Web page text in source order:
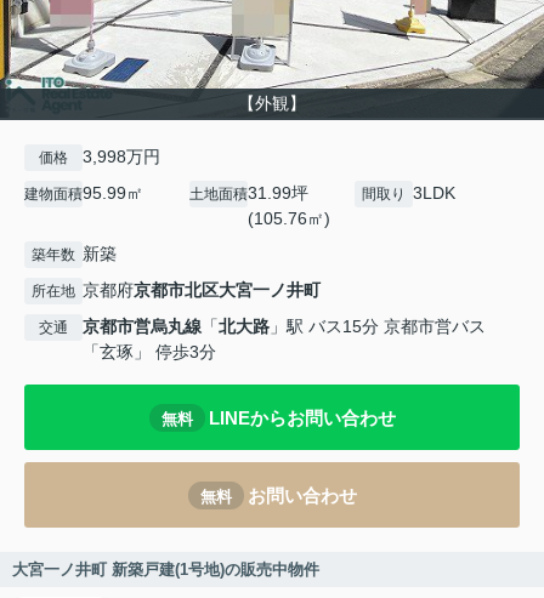
【外観】
価格 3,998万円
建物面積95.99㎡ 土地面積31.99坪
(105.76㎡)
間取り 3LDK
築年数 新築
所在地 京都府京都市北区大宮一ノ井町
交通 京都市営烏丸線 「北大路 」駅 バス15分 京都市営バス
「玄琢」 停歩3分
無料 LINEからお問い合わせ
無料 お問い合わせ
大宮一ノ井町 新築戸建(1号地)の販売中物件